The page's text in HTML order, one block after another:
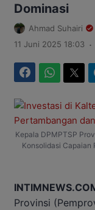
Dominasi
Ahmad Suhairi
11 Juni 2025 18:03 .
Kepala DPMPTSP
Konsolidasi Capaian
Provinsi